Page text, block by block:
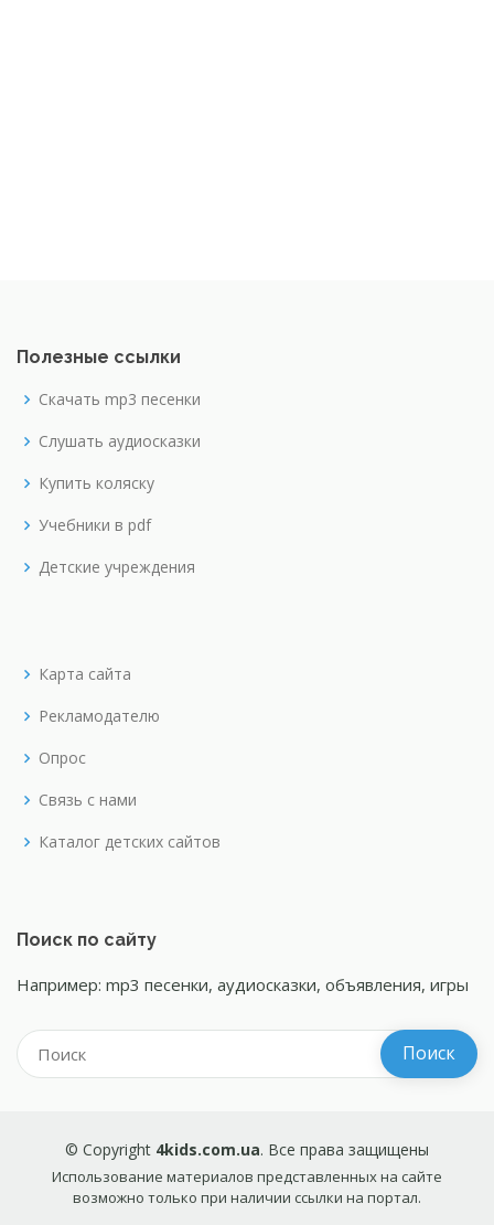
Полезные ссылки
Скачать mp3 песенки
Слушать аудиосказки
Купить коляску
Учебники в pdf
Детские учреждения
Карта сайта
Рекламодателю
Опрос
Связь с нами
Каталог детских сайтов
Поиск по сайту
Например: mp3 песенки, аудиосказки, объявления, игры
© Copyright 4kids.com.ua. Все права защищены
Использование материалов представленных на сайте
возможно только при наличии ссылки на портал.